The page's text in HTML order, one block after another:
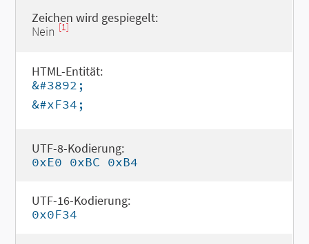
Zeichen wird gespiegelt:
Nein [1]
HTML-Entität:
&#3892;
&#xF34;
UTF-8-Kodierung:
0xE0 0xBC 0xB4
UTF-16-Kodierung:
0x0F34